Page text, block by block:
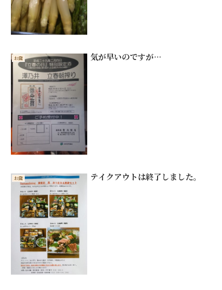
お店 気が早いのですが…
お店 テイクアウトは終了しました。